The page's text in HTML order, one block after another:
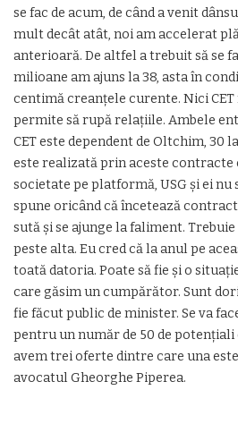
se fac de acum, de când a venit
mult decât atât, noi am accelerat
anterioară. De altfel a trebuit să se
milioane am ajuns la 38, asta în
centimă creanțele curente. Nici
permite să rupă relațiile. Ambele
CET este dependent de Oltchim, 30
este realizată prin aceste contracte
societate pe platformă, USG și ei
spune oricând că încetează
sută și se ajunge la faliment.
peste alta. Eu cred că la anul pe
toată datoria. Poate să fie și o
care găsim un cumpărător. Sunt
fie făcut public de minister. Se va
pentru un număr de 50 de
avem trei oferte dintre care una
avocatul Gheorghe Piperea.